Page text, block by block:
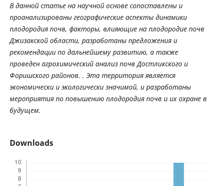
В данной статье на научной основе сопоставлены и
проанализированы географические аспекты динамики
плодородия почв, факторы, влияющие на плодородие почв
Джизакской области, разработаны предложения и
рекомендации по дальнейшему развитию, а также
проведен агрохимический анализ почв Достликского и
Форишского районов. . Эта территория является
экономически и экологически значимой, и разработаны
мероприятия по повышению плодородия почв и их охране в
будущем.
Downloads